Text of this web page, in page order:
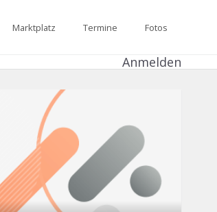
Marktplatz Termine Fotos
Anmelden